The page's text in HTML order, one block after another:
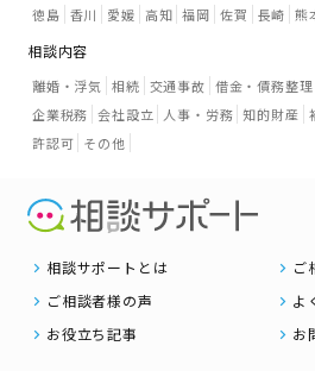
徳島 香川 愛媛 高知 福岡 佐賀 長崎 熊
相談内容
離婚・浮気 相続 交通事故 借金・債務整理
企業税務 会社設立 人事・労務 知的財産
許認可 その他
相談サポートとは
ご
ご相談者様の声
よ
お役立ち記事
お